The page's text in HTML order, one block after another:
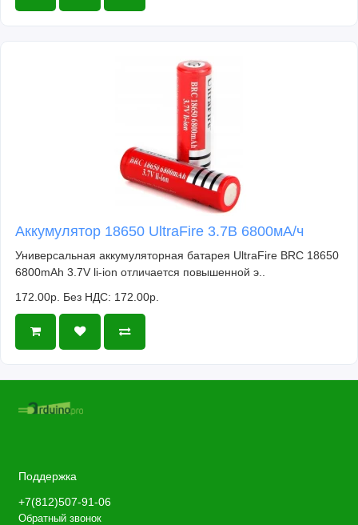
Аккумулятор 18650 UltraFire 3.7В 6800мА/ч
Универсальная аккумуляторная батарея UltraFire BRC 18650
6800mAh 3.7V li-ion отличается повышенной э..
172.00р. Без НДС: 172.00р.
Поддержка
+7(812)507-91-06
Обратный звонок